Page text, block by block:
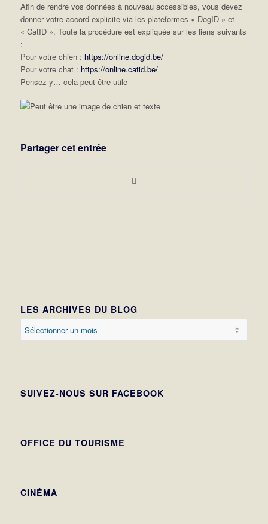
Afin de rendre vos données à nouveau accessibles, vous devez
donner votre accord explicite via les plateformes « DogID » et
« CatID ». Toute la procédure est expliquée sur les liens suivants
:
Pour votre chien : https://online.dogid.be/
Pour votre chat : https://online.catid.be/
Pensez-y… cela peut être utile
Partager cet entrée
LES ARCHIVES DU BLOG
SUIVEZ-NOUS SUR FACEBOOK
OFFICE DU TOURISME
CINÉMA